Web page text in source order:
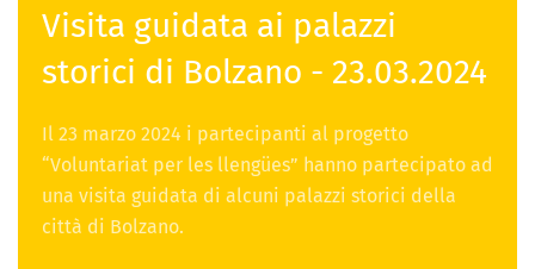
Visita guidata ai palazzi
storici di Bolzano - 23.03.2024
Il 23 marzo 2024 i partecipanti al progetto
“Voluntariat per les llengües” hanno partecipato ad
una visita guidata di alcuni palazzi storici della
città di Bolzano.